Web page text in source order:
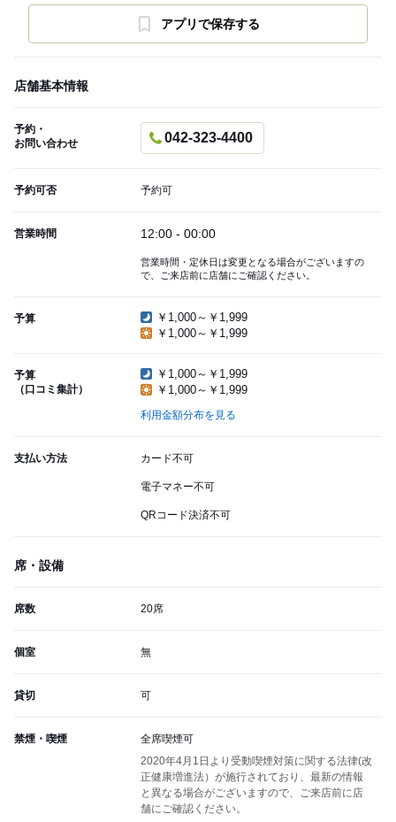
アプリで保存する
店舗基本情報
予約・
お問い合わせ
042-323-4400
予約可否 予約可
営業時間 12:00 - 00:00
営業時間・定休日は変更となる場合がございますの
で、ご来店前に店舗にご確認ください。
予算
￥1,000～￥1,999
￥1,000～￥1,999
予算
（口コミ集計）
￥1,000～￥1,999
￥1,000～￥1,999
利用金額分布を見る
支払い方法 カード不可
電子マネー不可
QRコード決済不可
席・設備
席数 20席
個室 無
貸切 可
禁煙・喫煙
全席喫煙可
2020年4月1日より受動喫煙対策に関する法律(改
正健康増進法）が施行されており、最新の情報
と異なる場合がございますので、ご来店前に店
舗にご確認ください。